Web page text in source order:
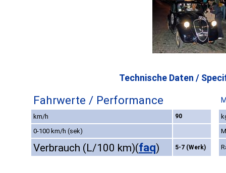
Technische Daten /
Fahrwerte / Performance
km/h 90
0-100 km/h (sek)
Verbrauch (L/100 km)(faq) 5-7 (Werk)